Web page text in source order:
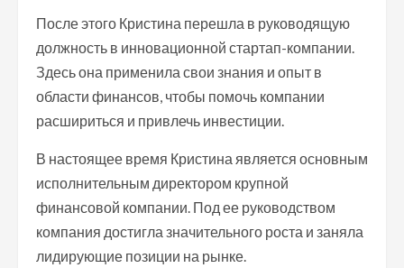
После этого Кристина перешла в руководящую
должность в инновационной стартап-компании.
Здесь она применила свои знания и опыт в
области финансов, чтобы помочь компании
расшириться и привлечь инвестиции.
В настоящее время Кристина является основным
исполнительным директором крупной
финансовой компании. Под ее руководством
компания достигла значительного роста и заняла
лидирующие позиции на рынке.